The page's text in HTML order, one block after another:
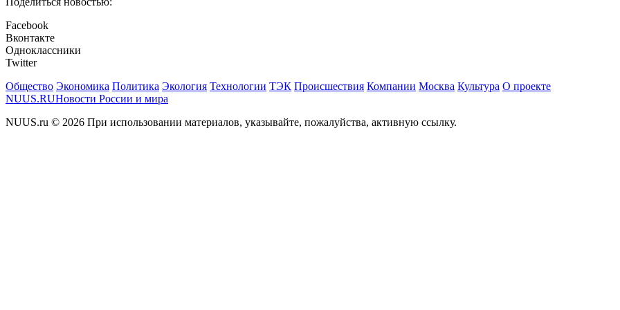
Facebook
Вконтакте
Одноклассники
Twitter
Общество Экономика Политика Экология Технологии ТЭК Происшествия Компании Москва Культура О проекте
NUUS.RUНовости России и мира
NUUS.ru © 2026 При использовании материалов, указывайте, пожалуйства, активную ссылку.